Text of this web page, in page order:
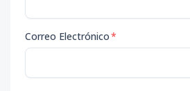
Correo Electrónico*